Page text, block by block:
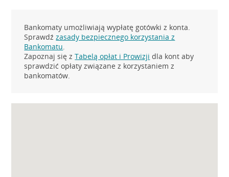
Bankomaty umożliwiają wypłatę gotówki z konta.
Sprawdźzasady bezpiecznego korzystania z
Bankomatu.
Zapoznaj się zTabelą opłat i Prowizji dla kont aby
sprawdzić opłaty związane z korzystaniem z
bankomatów.